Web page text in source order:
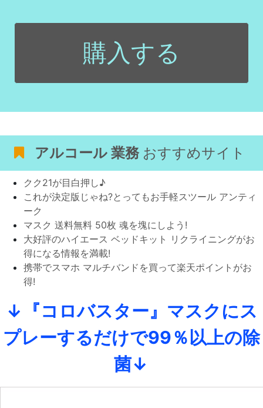
購入する
アルコール 業務おすすめサイト
クク21が目白押し♪
これが決定版じゃね?とってもお手軽スツール アンティ
ーク
マスク 送料無料 50枚 魂を塊にしよう!
大好評のハイエース ベッドキット リクライニングがお
得になる情報を満載!
携帯でスマホ マルチバンドを買って楽天ポイントがお
得!
↓『コロバスター』マスクにス
プレーするだけで99％以上の除
菌↓